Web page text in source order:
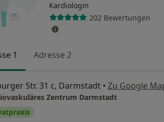
Kardiologin
202 Bewertungen
1 Adresse 2
Str. 31 c, Darmstadt • Zu Google
Zentrum Darmstadt